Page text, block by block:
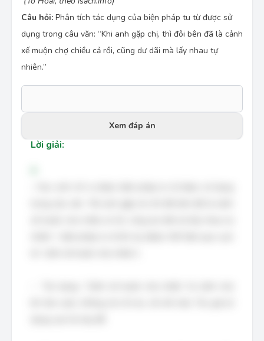
Câu hỏi: Phân tích tác dụng của biện pháp tu từ được sử
dụng trong câu văn: “Khi anh gặp chị, thì đôi bên đã là cảnh
xế muộn chợ chiều cả rồi, cũng dư dãi mà lấy nhau tự
nhiên.”
Xem đáp án
Lời giải: